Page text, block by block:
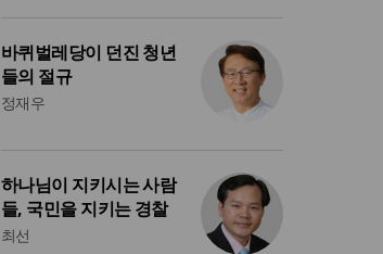
바퀴벌레당이 던진 청년
들의 절규
정재우
하나님이 지키시는 사람
들, 국민을 지키는 경찰
최선